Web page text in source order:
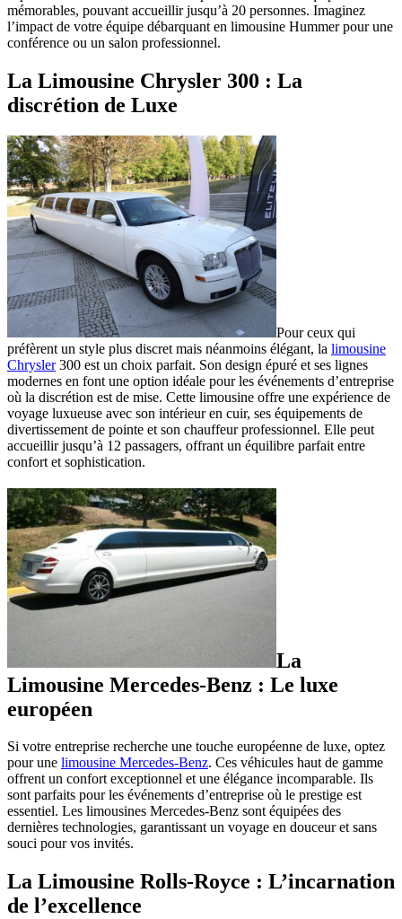
mémorables, pouvant accueillir jusqu’à 20 personnes. Imaginez
l’impact de votre équipe débarquant en limousine Hummer pour une
conférence ou un salon professionnel.
La Limousine Chrysler 300 : La
discrétion de Luxe
Pour ceux qui
préfèrent un style plus discret mais néanmoins élégant, la limousine
Chrysler300 est un choix parfait. Son design épuré et ses lignes
modernes en font une option idéale pour les événements d’entreprise
où la discrétion est de mise. Cette limousine offre une expérience de
voyage luxueuse avec son intérieur en cuir, ses équipements de
divertissement de pointe et son chauffeur professionnel. Elle peut
accueillir jusqu’à 12 passagers, offrant un équilibre parfait entre
confort et sophistication.
La
Limousine Mercedes-Benz : Le luxe
européen
Si votre entreprise recherche une touche européenne de luxe, optez
pour une limousine Mercedes-Benz. Ces véhicules haut de gamme
offrent un confort exceptionnel et une élégance incomparable. Ils
sont parfaits pour les événements d’entreprise où le prestige est
essentiel. Les limousines Mercedes-Benz sont équipées des
dernières technologies, garantissant un voyage en douceur et sans
souci pour vos invités.
La Limousine Rolls-Royce : L’incarnation
de l’excellence